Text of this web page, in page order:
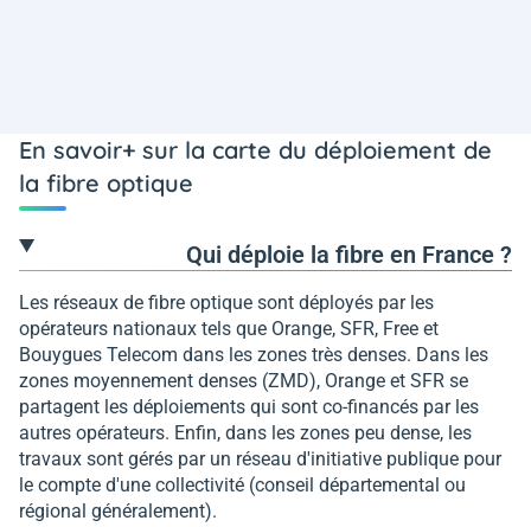
En savoir+ sur la carte du déploiement de
la fibre optique
Qui déploie la fibre en France ?
Les réseaux de fibre optique sont déployés par les
opérateurs nationaux tels que Orange, SFR, Free et
Bouygues Telecom dans les zones très denses. Dans les
zones moyennement denses (ZMD), Orange et SFR se
partagent les déploiements qui sont co-financés par les
autres opérateurs. Enfin, dans les zones peu dense, les
travaux sont gérés par un réseau d'initiative publique pour
le compte d'une collectivité (conseil départemental ou
régional généralement).